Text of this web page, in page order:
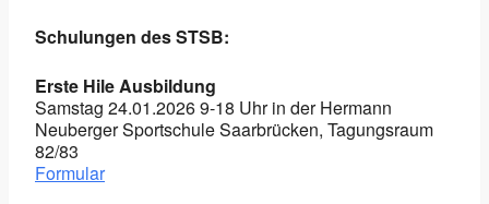
Schulungen des STSB:
Erste Hile Ausbildung
Samstag 24.01.2026 9-18 Uhr in der Hermann
Neuberger Sportschule Saarbrücken, Tagungsraum
82/83
Formular